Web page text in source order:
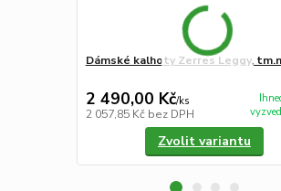
Dámské kalhoty Zerres Leggy,
2 490,00 Kč/ks
2 057,85 Kč bez DPH
Zvolit variantu